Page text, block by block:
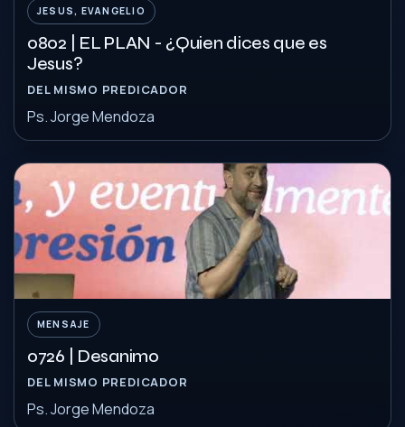
JESUS, EVANGELIO
0802 | EL PLAN - ¿Quien dices que es
Jesus?
DEL MISMO PREDICADOR
Ps. Jorge Mendoza
MENSAJE
0726 | Desanimo
DEL MISMO PREDICADOR
Ps. Jorge Mendoza